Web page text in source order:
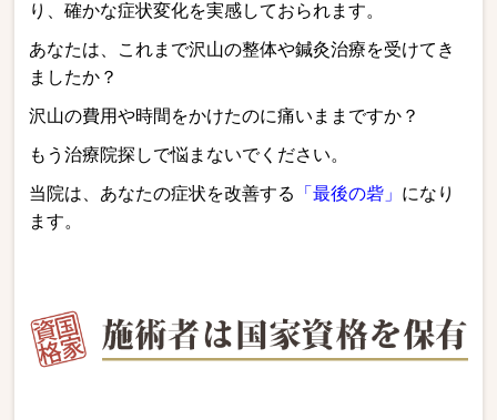
り、確かな症状変化を実感しておられます。
あなたは、これまで沢山の整体や鍼灸治療を受けてき
ましたか？
沢山の費用や時間をかけたのに痛いままですか？
もう治療院探しで悩まないでください。
当院は、あなたの症状を改善する 「最後の砦」 になり
ます。